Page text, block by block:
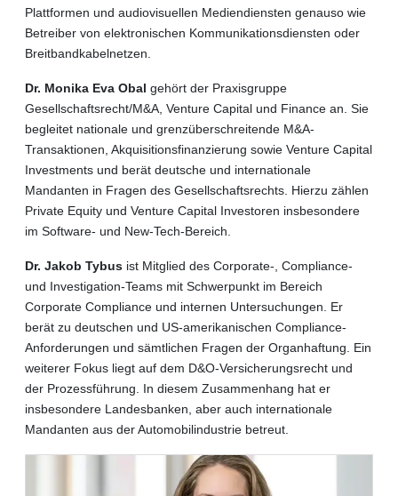
Plattformen und audiovisuellen Mediendiensten genauso wie
Betreiber von elektronischen Kommunikationsdiensten oder
Breitbandkabelnetzen.
Dr. Monika Eva Obal gehört der Praxisgruppe
Gesellschaftsrecht/M&A, Venture Capital und Finance an. Sie
begleitet nationale und grenzüberschreitende M&A-
Transaktionen, Akquisitionsfinanzierung sowie Venture Capital
Investments und berät deutsche und internationale
Mandanten in Fragen des Gesellschaftsrechts. Hierzu zählen
Private Equity und Venture Capital Investoren insbesondere
im Software- und New-Tech-Bereich.
Dr. Jakob Tybus ist Mitglied des Corporate-, Compliance-
und Investigation-Teams mit Schwerpunkt im Bereich
Corporate Compliance und internen Untersuchungen. Er
berät zu deutschen und US-amerikanischen Compliance-
Anforderungen und sämtlichen Fragen der Organhaftung. Ein
weiterer Fokus liegt auf dem D&O-Versicherungsrecht und
der Prozessführung. In diesem Zusammenhang hat er
insbesondere Landesbanken, aber auch internationale
Mandanten aus der Automobilindustrie betreut.